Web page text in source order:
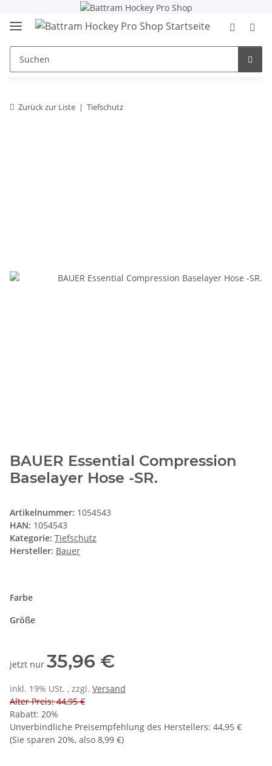
Zurück zur Liste Tiefschutz
BAUER Essential Compression
Baselayer Hose -SR.
Artikelnummer: 1054543
HAN: 1054543
Kategorie: Tiefschutz
Hersteller: Bauer
Farbe
Größe
jetzt nur 35,96 €
inkl. 19% USt. , zzgl. Versand
Alter Preis: 44,95 €
Rabatt: 20%
Unverbindliche Preisempfehlung des Herstellers: 44,95 €
(Sie sparen 20%, also 8,99 €)